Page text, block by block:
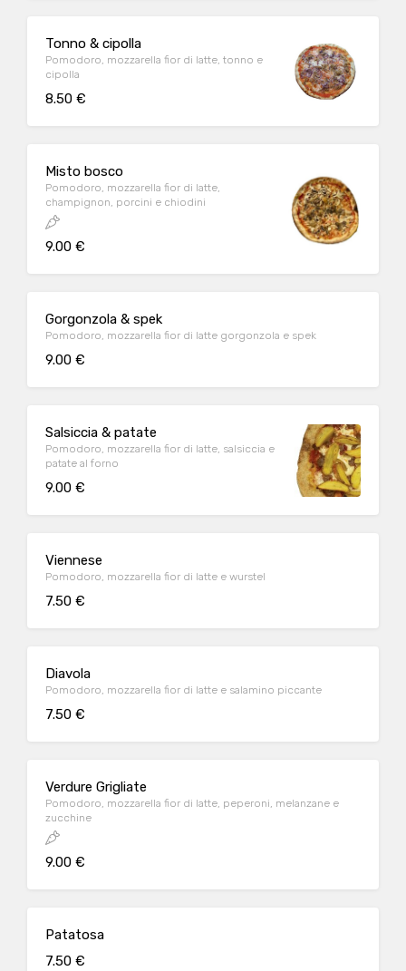
Tonno & cipolla
Pomodoro, mozzarella fior di latte, tonno e
cipolla
8.50 €
Misto bosco
Pomodoro, mozzarella fior di latte,
champignon, porcini e chiodini
9.00 €
Gorgonzola & spek
Pomodoro, mozzarella fior di latte gorgonzola e spek
9.00 €
Salsiccia & patate
Pomodoro, mozzarella fior di latte, salsiccia e
patate al forno
9.00 €
Viennese
Pomodoro, mozzarella fior di latte e wurstel
7.50 €
Diavola
Pomodoro, mozzarella fior di latte e salamino piccante
7.50 €
Verdure Grigliate
Pomodoro, mozzarella fior di latte, peperoni, melanzane e
zucchine
9.00 €
Patatosa
7.50 €